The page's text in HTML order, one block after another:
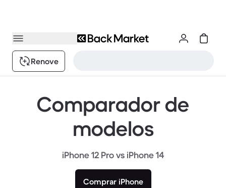
Renove
Comparador de
modelos
iPhone 12 Pro vs iPhone 14
Comprar iPhone